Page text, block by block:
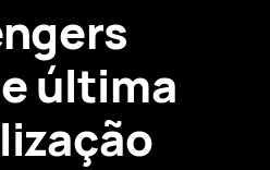
última